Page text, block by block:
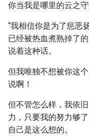
你当我是哪里的云之
“我相信你是为了惩恶
已经被热血煮熟掉了
说着这种话。
但我唯独不想被你这
说啊！
但不管怎么样，我依
力，只要我的努力够
自己是这么想的。